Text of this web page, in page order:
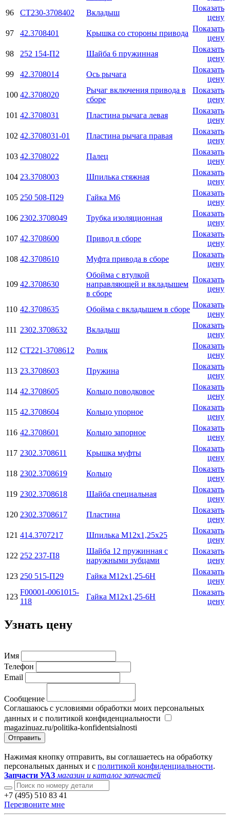
96
СТ230-3708402 Вкладыш
Показать
цену
97
42.3708401 Крышка со стороны привода
Показать
цену
98
252 154-П2 Шайба 6 пружинная
Показать
цену
99
42.3708014 Ось рычага
Показать
цену
100 42.3708020
Рычаг включения привода в
сборе
Показать
цену
101 42.3708031 Пластина рычага левая
Показать
цену
102 42.3708031-01 Пластина рычага правая
Показать
цену
103 42.3708022 Палец
Показать
цену
104 23.3708003 Шпилька стяжная
Показать
цену
105 250 508-П29 Гайка М6
Показать
цену
106 2302.3708049 Трубка изоляционная
Показать
цену
107 42.3708600 Привод в сборе
Показать
цену
108 42.3708610 Муфта привода в сборе
Показать
цену
109 42.3708630
Обойма с втулкой
направляющей и вкладышем
в сборе
Показать
цену
110 42.3708635 Обойма с вкладышем в сборе
Показать
цену
111 2302.3708632 Вкладыш
Показать
цену
112 СТ221-3708612 Ролик
Показать
цену
113 23.3708603 Пружина
Показать
цену
114 42.3708605 Кольцо поводковое
Показать
цену
115 42.3708604 Кольцо упорное
Показать
цену
116 42.3708601 Кольцо запорное
Показать
цену
117 2302.3708611 Крышка муфты
Показать
цену
118 2302.3708619 Кольцо
Показать
цену
119 2302.3708618 Шайба специальная
Показать
цену
120 2302.3708617 Пластина
Показать
цену
121 414.3707217 Шпилька М12х1,25х25
Показать
цену
122 252 237-П8
Шайба 12 пружинная с
наружными зубцами
Показать
цену
123 250 515-П29 Гайка М12х1,25-6Н
Показать
цену
123
F00001-0061015-
118
Гайка М12х1,25-6Н
Показать
цену
Узнать цену
Имя
Телефон
Email
Сообщение
Соглашаюсь с условиями обработки моих персональных
данных и с политикой конфиденциальности
magazinuaz.ru/politika-konfidentsialnosti
Отправить
Нажимая кнопку отправить, вы соглашаетесь на обработку
персональных данных и с политикой конфиденциальности.
Запчасти УАЗ магазин и каталог запчастей
+7 (495) 510 83 41
Перезвоните мне